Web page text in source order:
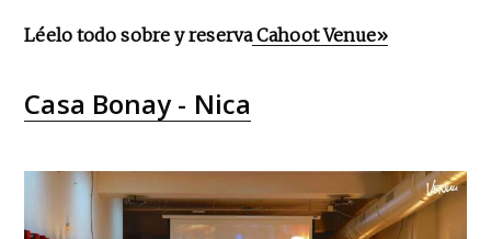
Léelo todo sobre y reservaCahoot Venue»
Casa Bonay - Nica